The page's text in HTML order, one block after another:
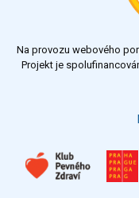
Výsledky
Na provozu webového
Projekt je